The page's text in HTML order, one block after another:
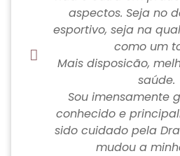
aspectos. Seja no
esportivo, seja na
como um
Mais disposicão,
saúde.
Sou imensamente
conhecido e
sido cuidado pela
mudou a